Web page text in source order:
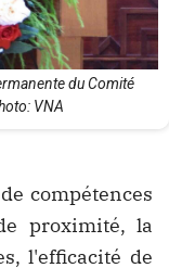
du Comité
VNA
compétences
proximité, la
l'efficacité de